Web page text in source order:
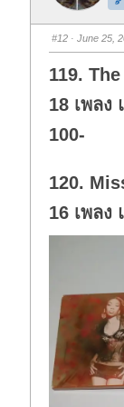
m
b
d
o
n
.
m
b
u
p
#12 · June 25,
119.
18 เพลง
100-
120.
16 เพลง